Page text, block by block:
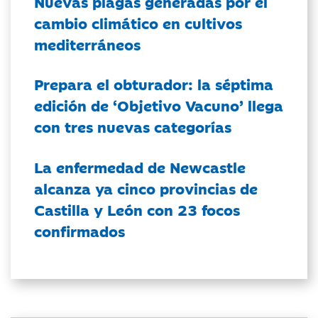
cambio climático en cultivos
mediterráneos
Prepara el obturador: la séptima
edición de ‘Objetivo Vacuno’ llega
con tres nuevas categorías
La enfermedad de Newcastle
alcanza ya cinco provincias de
Castilla y León con 23 focos
confirmados